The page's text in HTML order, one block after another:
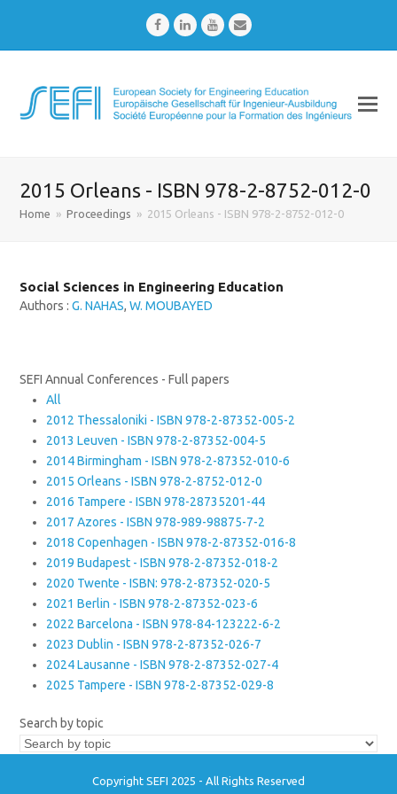
FacebookLinkedInYoutubeEmail
2015 Orleans - ISBN 978-2-8752-012-0
Home » Proceedings » 2015 Orleans - ISBN 978-2-8752-012-0
Social Sciences in Engineering Education
Authors :G. NAHAS,W. MOUBAYED
SEFI Annual Conferences - Full papers
All
2012 Thessaloniki - ISBN 978-2-87352-005-2
2013 Leuven - ISBN 978-2-87352-004-5
2014 Birmingham - ISBN 978-2-87352-010-6
2015 Orleans - ISBN 978-2-8752-012-0
2016 Tampere - ISBN 978-28735201-44
2017 Azores - ISBN 978-989-98875-7-2
2018 Copenhagen - ISBN 978-2-87352-016-8
2019 Budapest - ISBN 978-2-87352-018-2
2020 Twente - ISBN: 978-2-87352-020-5
2021 Berlin - ISBN 978-2-87352-023-6
2022 Barcelona - ISBN 978-84-123222-6-2
2023 Dublin - ISBN 978-2-87352-026-7
2024 Lausanne - ISBN 978-2-87352-027-4
2025 Tampere - ISBN 978-2-87352-029-8
Search by topic
Copyright SEFI 2025 - All Rights Reserved